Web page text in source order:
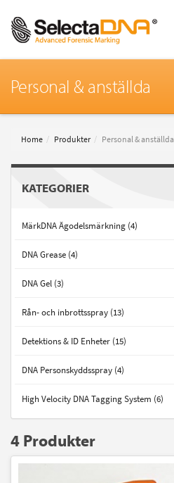
Personal & anställda
Home Produkter Personal & anställda
KATEGORIER
MärkDNA Ägodelsmärkning (4)
DNA Grease (4)
DNA Gel (3)
Rån- och inbrottsspray (13)
Detektions & ID Enheter (15)
DNA Personskyddsspray (4)
High Velocity DNA Tagging System (6)
4 Produkter